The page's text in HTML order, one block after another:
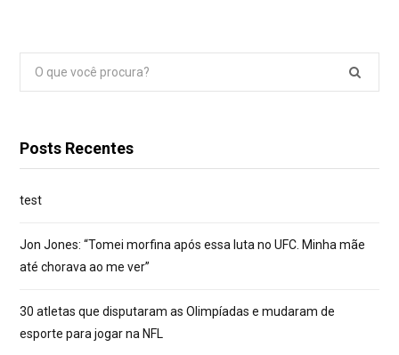
Pesquisar
por:
Posts Recentes
test
Jon Jones: “Tomei morfina após essa luta no UFC. Minha mãe
até chorava ao me ver”
30 atletas que disputaram as Olimpíadas e mudaram de
esporte para jogar na NFL